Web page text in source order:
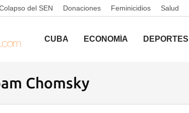
del SEN Donaciones Feminicidios Salud
CUBA ECONOMÍA DEPORTES
Chomsky